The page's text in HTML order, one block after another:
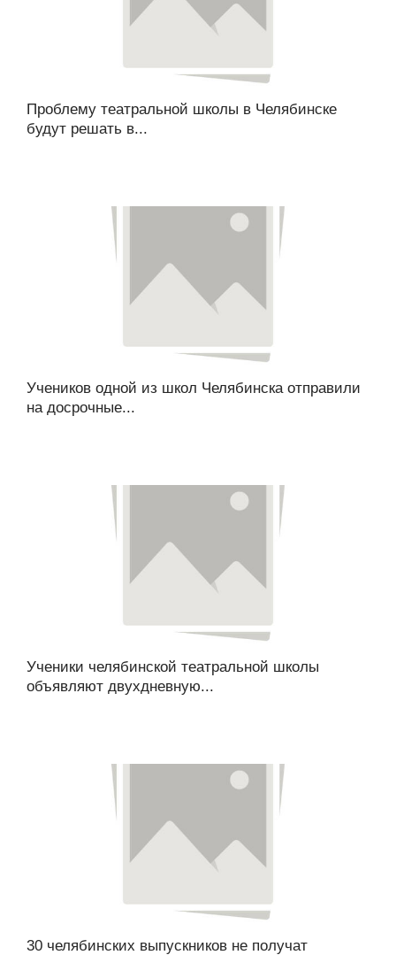
Проблему театральной школы в Челябинске
будут решать в...
Учеников одной из школ Челябинска отправили
на досрочные...
Ученики челябинской театральной школы
объявляют двухдневную...
30 челябинских выпускников не получат